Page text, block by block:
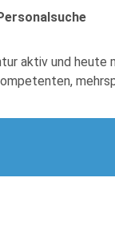
aktiv und heute